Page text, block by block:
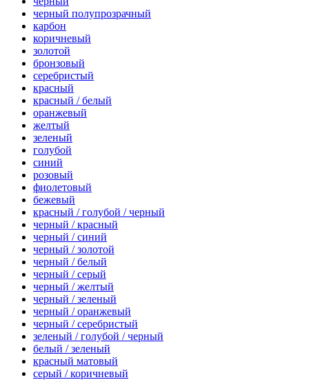
черный полупрозрачный
карбон
коричневый
золотой
бронзовый
серебристый
красный
красный / белый
оранжевый
желтый
зеленый
голубой
синий
розовый
фиолетовый
бежевый
красный / голубой / черный
черный / красный
черный / синий
черный / золотой
черный / белый
черный / серый
черный / желтый
черный / зеленый
черный / оранжевый
черный / серебристый
зеленый / голубой / черный
белый / зеленый
красный матовый
серый / коричневый